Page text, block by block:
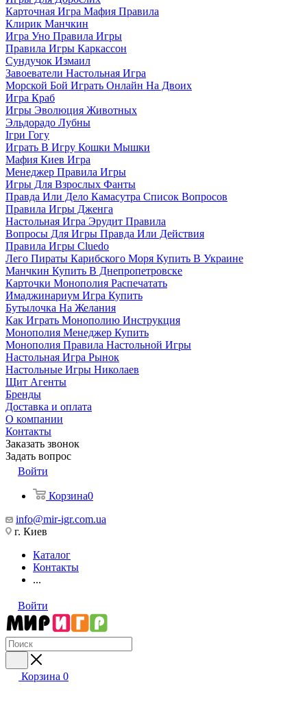
Карточная Игра Мафия Правила
Клирик Манчкин
Игра Уно Правила Игры
Правила Игры Каркассон
Сундучок Измаил
Завоеватели Настольная Игра
Морской Бой Играть Онлайн На Двоих
Игра Краб
Игры Эволюция Животных
Эльдорадо Лубны
Ігри Гогу
Играть В Игру Кошки Мышки
Мафия Киев Игра
Менеджер Правила Игры
Игры Для Взрослых Фанты
Правда Или Дело Камасутра Список Вопросов
Правила Игры Дженга
Настольная Игра Эрудит Правила
Вопросы Для Игры Правда Или Действия
Правила Игры Cluedo
Лего Пираты Карибского Моря Купить В Украине
Манчкин Купить В Днепропетровске
Карточки Монополия Распечатать
Имаджинариум Игра Купить
Бутылочка На Желания
Как Играть Монополию Инструкция
Монополия Менеджер Купить
Монополия Правила Настольной Игры
Настольная Игра Рынок
Настольные Игры Николаев
Щит Агенты
Бренды
Доставка и оплата
О компании
Контакты
Заказать звонок
Задать вопрос
Войти
Корзина0
info@mir-igr.com.ua
г. Киев
Каталог
Контакты
...
Войти
Корзина 0